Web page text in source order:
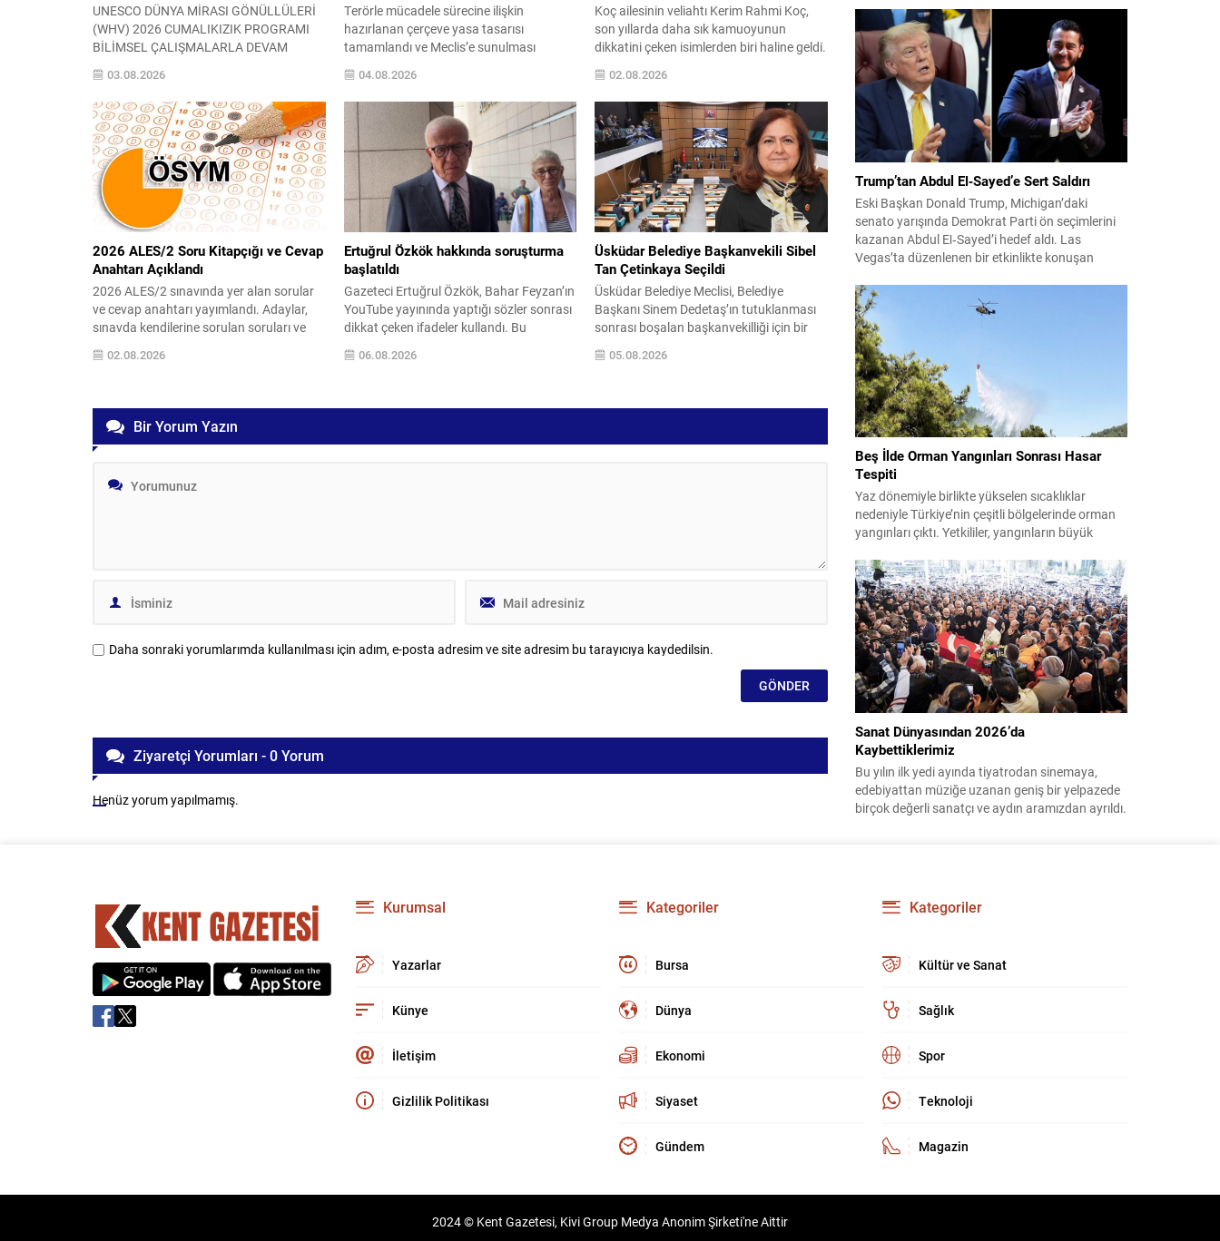
UNESCO DÜNYA MİRASI GÖNÜLLÜLERİ
(WHV) 2026 CUMALIKIZIK PROGRAMI
BİLİMSEL ÇALIŞMALARLA DEVAM
EDİYOR UNESCO Dünya Mirası Alanı
Cumalıkızık, Uluslararası Gönüllülük,
Akademik Araştırma ve Kültürel Mirasın
Korunmasına Yönelik Örnek Bir Bilim
Kampına Ev Sahipliği Yapıyor UNESCO
Dünya Miras Listesi’nde yer alan “Bursa
ve Cumalıkızık: Osmanlı
İmparatorluğu’nun Doğuşu” Dünya Miras
Alanı, bu yıl...
03.08.2026
Terörle mücadele sürecine ilişkin
hazırlanan çerçeve yasa tasarısı
tamamlandı ve Meclis’e sunulması
bekleniyor. Tasarı, “Milli Dayanışma ve
Toplumsal Bütünleşmenin
Güçlendirilmesi” başlığıyla 12 maddeden
oluşuyor ve AK Parti, MHP ile DEM Parti
arasında ortak imzayla Meclis
Başkanlığı’na sevk edilmesi planlanıyor.
Parti gruplarındaki imza sürecinin bu
akşam 17.00’ye kadar tamamlanması
hedefleniyor. Tasarının...
04.08.2026
Koç ailesinin veliahtı Kerim Rahmi Koç,
son yıllarda daha sık kamuoyunun
dikkatini çeken isimlerden biri haline geldi.
Ailesi tarafından özel hayatına özen
gösterilse de dikkat çekici anları sosyal
medyada geniş yankı buluyor. Genç isim,
lise yıllarında babasıyla birlikte maçlara
giderek spor tutkusunu erken yaşta
gösterdi ve mezuniyet fotoğraflarıyla da
gündeme...
02.08.2026
2026 ALES/2 Soru Kitapçığı ve Cevap
Anahtarı Açıklandı
2026 ALES/2 sınavında yer alan sorular
ve cevap anahtarı yayımlandı. Adaylar,
sınavda kendilerine sorulan soruları ve
doğru yanıtları görüntüleyebilecekler. 2
Ağustos 2026 tarihinde uygulanan
Temel Soru Kitapçığı ile Cevap
Anahtarı’nın %10’u erişime açıldı. Sınava
giren kişiler, ilgili dökümanlara ÖSYM’nin
02.08.2026
Ertuğrul Özkök hakkında soruşturma
başlatıldı
Gazeteci Ertuğrul Özkök, Bahar Feyzan’ın
YouTube yayınında yaptığı sözler sonrası
dikkat çeken ifadeler kullandı. Bu
açıklamalar üzerine İstanbul Cumhuriyet
Başsavcılığı tarafından Özkök hakkında
06.08.2026
Üsküdar Belediye Başkanvekili Sibel
Tan Çetinkaya Seçildi
Üsküdar Belediye Meclisi, Belediye
Başkanı Sinem Dedetaş’ın tutuklanması
sonrası boşalan başkanvekilliği için bir
araya geldi. Toplantıya Meclis Birinci
Başkanvekili Ali Aral başkanlık etti ve
05.08.2026
Bir Yorum Yazın
Daha sonraki yorumlarımda kullanılması için adım, e-posta adresim ve site adresim bu tarayıcıya kaydedilsin.
Ziyaretçi Yorumları - 0 Yorum
Henüz yorum yapılmamış.
arasındaki iş birliği imkanları ve bölgesel istikrar
konuları detaylı şekilde ele alındı. Taraflar, komşu
ülkelerle ilişkilerin güçlendirilmesinin gerekliliği
üzerinde mutabık kaldı; ayrıca Suriye-Lübnan
ilişkilerine...
Trump’tan Abdul El‑Sayed’e Sert Saldırı
Eski Başkan Donald Trump, Michigan’daki
senato yarışında Demokrat Parti ön seçimlerini
kazanan Abdul El‑Sayed’i hedef aldı. Las
Vegas’ta düzenlenen bir etkinlikte konuşan
karşı olumsuz duygular taşıyan bir kişi olmakla
suçladı ve onu “komünist” olarak nitelendirdi.
Trump, konuşmasında El‑Sayed’in “Yahudilerden
nefret ettiğini” öne sürerek, bu...
Beş İlde Orman Yangınları Sonrası Hasar
Tespiti
Yaz dönemiyle birlikte yükselen sıcaklıklar
nedeniyle Türkiye’nin çeşitli bölgelerinde orman
yangınları çıktı. Yetkililer, yangınların büyük
sürmesi nedeniyle vatandaşları dikkatli olmaya
çağırıyor. Çevre, Şehircilik ve İklim Değişikliği
Bakanı Murat Kurum, beş ilde yapılan hasar
tespitlerinin sonuçlarını paylaştı ve etkilenenlerin
yanında olunacağını vurguladı. Kayıtlar ve
tespit...
Sanat Dünyasından 2026’da
Kaybettiklerimiz
Bu yılın ilk yedi ayında tiyatrodan sinemaya,
edebiyattan müziğe uzanan geniş bir yelpazede
birçok değerli sanatçı ve aydın aramızdan ayrıldı.
hatırlanıyor; sanat dünyasının hafızasında
kalıcı...
Kurumsal
Yazarlar
Künye
İletişim
Gizlilik Politikası
Kategoriler
Bursa
Dünya
Ekonomi
Siyaset
Gündem
Kategoriler
Kültür ve Sanat
Sağlık
Spor
Teknoloji
Magazin
2024 © Kent Gazetesi, Kivi Group Medya Anonim Şirketi'ne Aittir